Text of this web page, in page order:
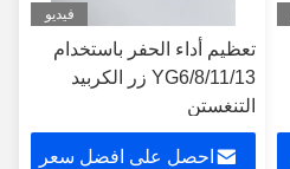
فيديو
تعظيم أداء الحفر باستخدام
YG6/8/11/13 زر الكربيد
التنغستن
احصل على افضل سعر